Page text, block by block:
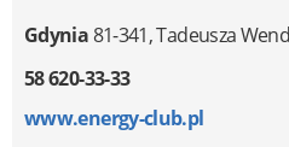
Gdynia81-341,Tadeusza
58 620-33-33
www.energy-club.pl